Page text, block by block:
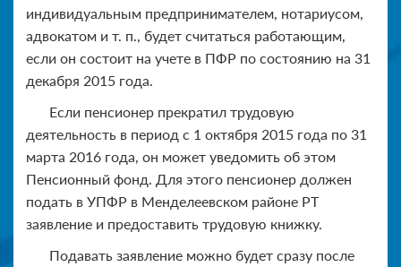
индивидуальным предпринимателем, нотариусом,
адвокатом и т. п., будет считаться работающим,
если он состоит на учете в ПФР по состоянию на 31
декабря 2015 года.
Если пенсионер прекратил трудовую
деятельность в период с 1 октября 2015 года по 31
марта 2016 года, он может уведомить об этом
Пенсионный фонд. Для этого пенсионер должен
подать в УПФР в Менделеевском районе РТ
заявление и предоставить трудовую книжку.
Подавать заявление можно будет сразу после